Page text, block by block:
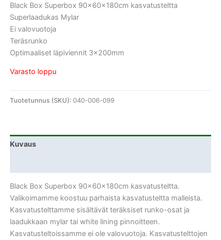
Black Box Superbox 90x60x180cm kasvatusteltta
Superlaadukas Mylar
Ei valovuotoja
Teräsrunko
Optimaaliset läpiviennit 3x200mm
Varasto loppu
Tuotetunnus (SKU): 040-006-099
Kuvaus
Black Box Superbox 90x60x180cm kasvatusteltta.
Valikoimamme koostuu parhaista kasvatusteltta malleista.
Kasvatustelttamme sisältävät teräksiset runko-osat ja
laadukkaan mylar tai white lining pinnoitteen.
Kasvatusteltoissamme ei ole valovuotoja. Kasvatustelttojen